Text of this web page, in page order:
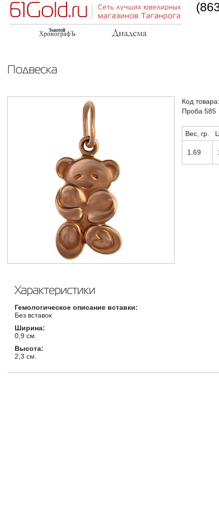
Подвеска
Код
Проба 585
Вес, гр.
1.69
Характеристики
Гемологическое описание вставки:
Без вставок
Ширина:
0,9 см.
Высота:
2,3 см.